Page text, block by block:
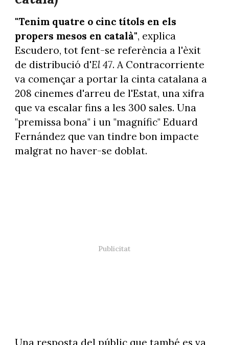
"Tenim quatre o cinc títols en els
propers mesos en català", explica
Escudero, tot fent-se referència a l'èxit
de distribució d'El 47. A Contracorriente
va començar a portar la cinta catalana a
208 cinemes d'arreu de l'Estat, una xifra
que va escalar fins a les 300 sales. Una
"premissa bona" i un "magnífic" Eduard
Fernández que van tindre bon impacte
malgrat no haver-se doblat.
Una resposta del públic que també es va